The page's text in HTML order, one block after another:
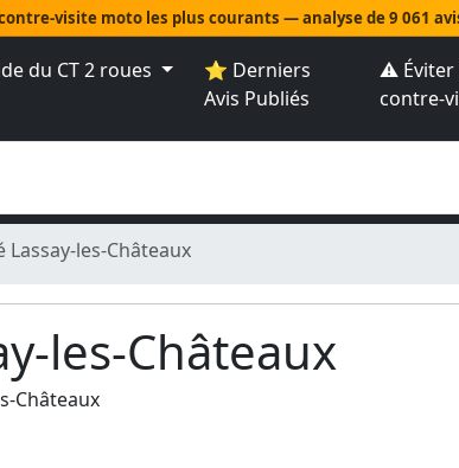
visite moto les plus courants — analyse de 9 061
du CT 2 roues
⭐ Derniers
Avis Publiés
⚠️ Éviter
contre-
Lassay-les-Châteaux
les-Châteaux
Châteaux